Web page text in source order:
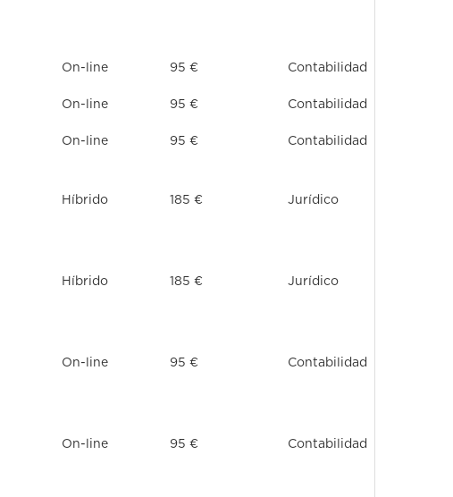
On-line 95 € Contabilidad
On-line 95 € Contabilidad
On-line 95 € Contabilidad
Híbrido 185 € Jurídico
Híbrido 185 € Jurídico
On-line 95 € Contabilidad
On-line 95 € Contabilidad